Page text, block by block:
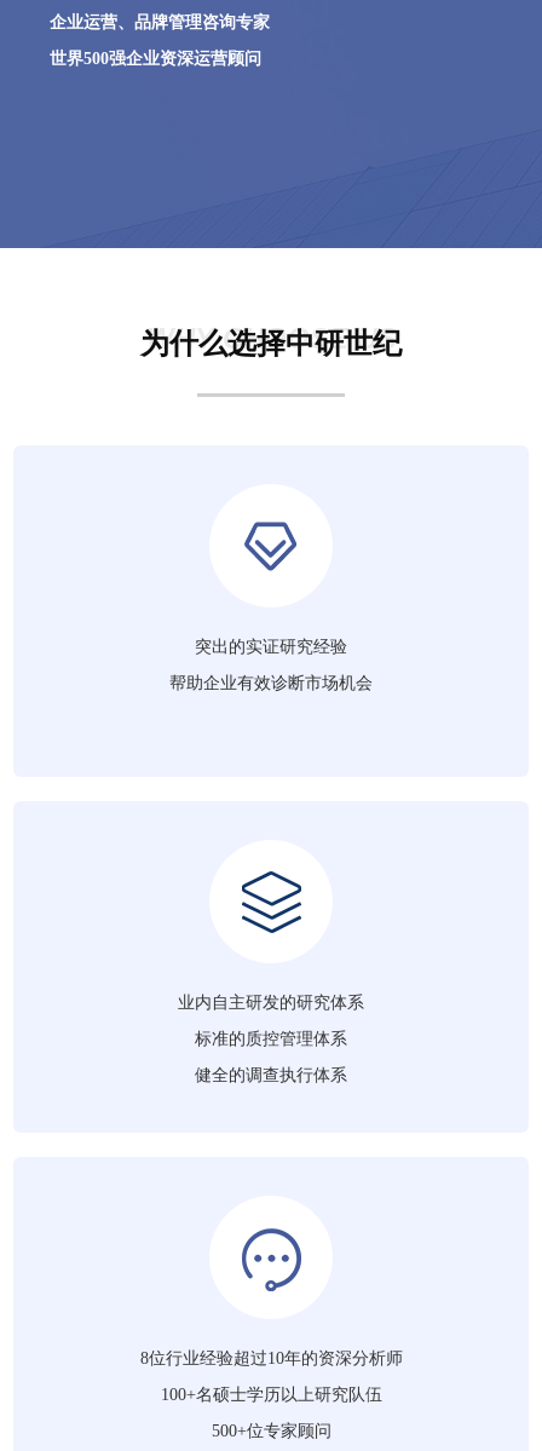
企业运营、品牌管理咨询专家
世界500强企业资深运营顾问
WHY CHOOSE US
为什么选择中研世纪
突出的实证研究经验
帮助企业有效诊断市场机会
业内自主研发的研究体系
标准的质控管理体系
健全的调查执行体系
8位行业经验超过10年的资深分析师
100+名硕士学历以上研究队伍
500+位专家顾问